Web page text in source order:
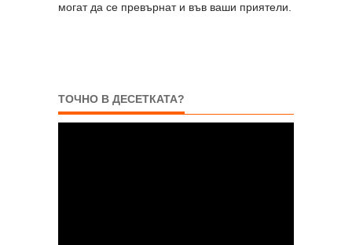
могат да се превърнат и във ваши приятели.
ТОЧНО В ДЕСЕТКАТА?